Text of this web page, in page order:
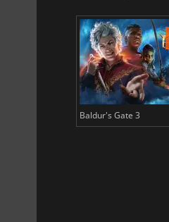
Baldur's Gate 3